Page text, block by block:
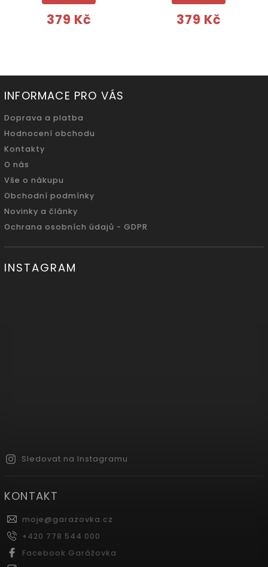
379 Kč 379 Kč
INFORMACE PRO VÁS
Doprava a platba
Hodnocení obchodu
Kontakty
O nás
Vše o nákupu
Obchodní podmínky
Novinky a články
Ochrana osobních údajů - GDPR
INSTAGRAM
Sledovat na Instagramu
KONTAKT
moje@garazovka.cz
+420 778 544 000
Facebook Garážovka